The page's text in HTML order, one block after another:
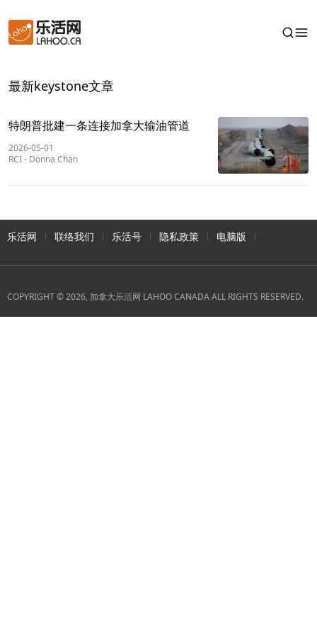
最新keystone文章
特朗普批建一条连接加拿大输油管道
2026-05-01
RCI- Donna Chan
乐活网 联络我们 乐活号 隐私政策 电脑版
COPYRIGHT © 2026, 加拿大乐活网 LAHOO CANADA ALL RIGHTS RESERVED.